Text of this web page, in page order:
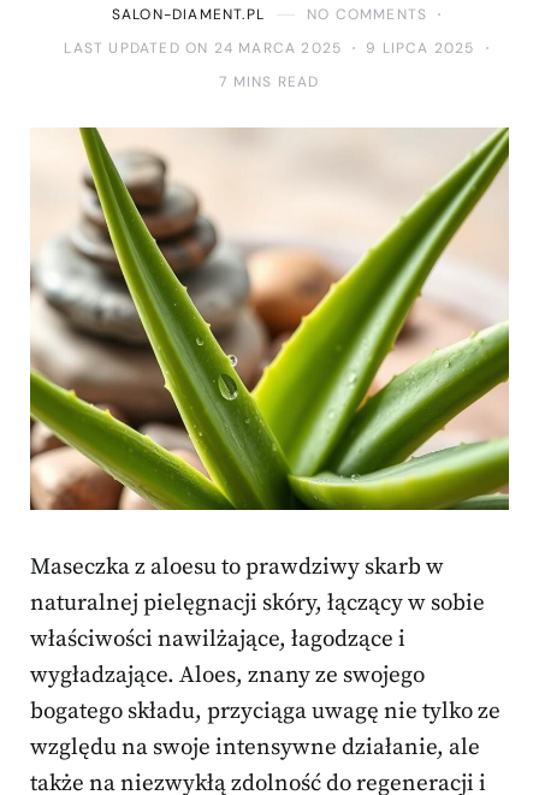
SALON-DIAMENT.PL
NO COMMENTS
LAST UPDATED ON 24 MARCA 2025
9 LIPCA 2025
7 MINS READ
Maseczka z aloesu to prawdziwy skarb w
naturalnej pielęgnacji skóry, łączący w sobie
właściwości nawilżające, łagodzące i
wygładzające. Aloes, znany ze swojego
bogatego składu, przyciąga uwagę nie tylko ze
względu na swoje intensywne działanie, ale
także na niezwykłą zdolność do regeneracji i